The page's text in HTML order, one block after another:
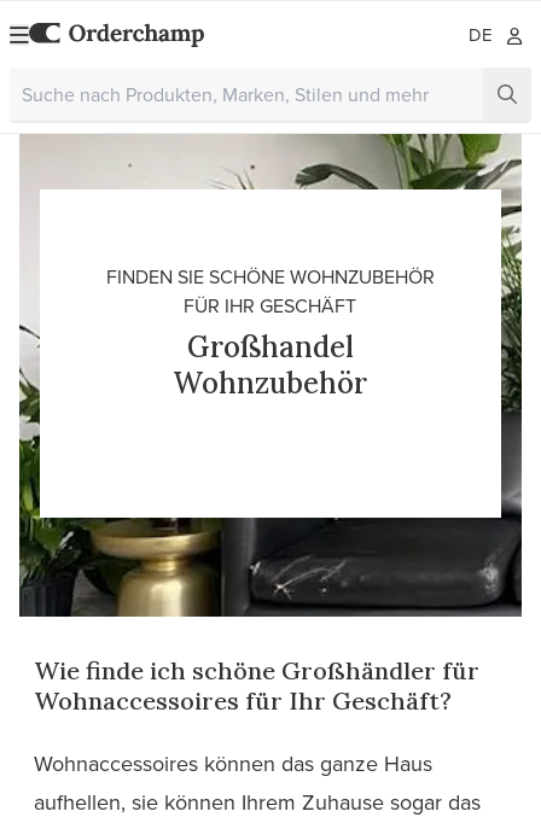
DE
FINDEN SIE SCHÖNE WOHNZUBEHÖR
FÜR IHR GESCHÄFT
Großhandel
Wohnzubehör
Wie finde ich schöne Großhändler für
Wohnaccessoires für Ihr Geschäft?
Wohnaccessoires können das ganze Haus
aufhellen, sie können Ihrem Zuhause sogar das